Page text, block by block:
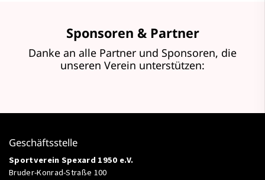
Sponsoren & Partner
Danke an alle Partner und Sponsoren, die
unseren Verein unterstützen:
Geschäftsstelle
Sportverein Spexard 1950 e.V.
Bruder-Konrad-Straße 100